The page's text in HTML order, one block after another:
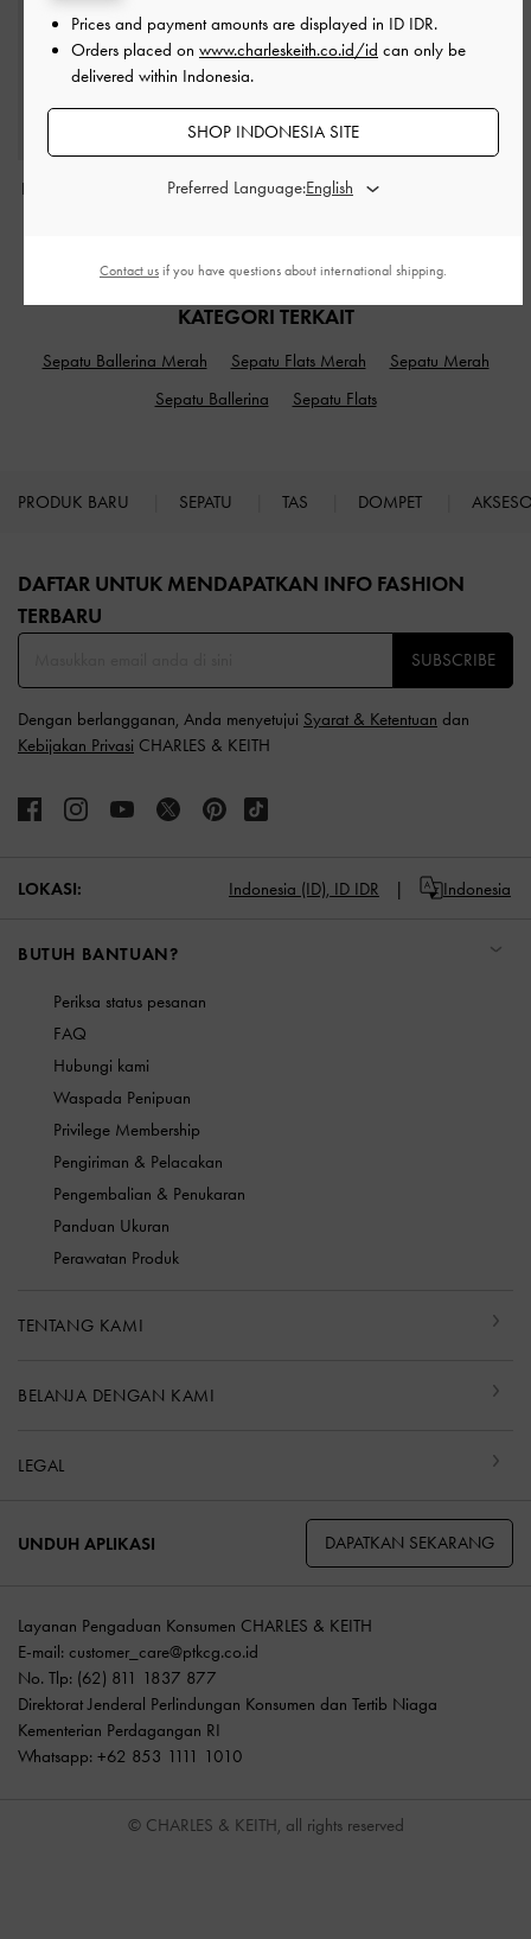
Dompet Everleigh Black
KATEGORI TERKAIT
Sepatu Ballerina Merah Sepatu Flats Merah
Sepatu Merah
Sepatu Ballerina
Sepatu Flats
PRODUK BARU SEPATU TAS DOMPET
DAFTAR UNTUK MENDAPATKAN INFO FASHION
TERBARU​
SUBSCRIBE
Dengan berlangganan, Anda menyetujui Syarat & Ketentuan dan
Kebijakan Privasi CHARLES & KEITH
LOKASI: Indonesia (ID), ID IDR Indonesia
BUTUH BANTUAN?
Periksa status pesanan
FAQ
Hubungi kami
Waspada Penipuan
Privilege Membership
Pengiriman & Pelacakan
Pengembalian & Penukaran
Panduan Ukuran
Perawatan Produk
TENTANG KAMI
BELANJA DENGAN KAMI
LEGAL
UNDUH APLIKASI DAPATKAN SEKARANG
Layanan Pengaduan Konsumen CHARLES & KEITH
E-mail: customer_care@ptkcg.co.id
No. Tlp: (62) 811 1837 877
Direktorat Jenderal Perlindungan Konsumen dan Tertib Niaga
Kementerian Perdagangan RI
Whatsapp: +62 853 1111 1010
© CHARLES & KEITH, all rights reserved
Prices and payment amounts are displayed in ID IDR.
Orders placed on www.charleskeith.co.id/id can only be
delivered within Indonesia.
SHOP INDONESIA SITE
Preferred Language:
Contact us if you have questions about international shipping.